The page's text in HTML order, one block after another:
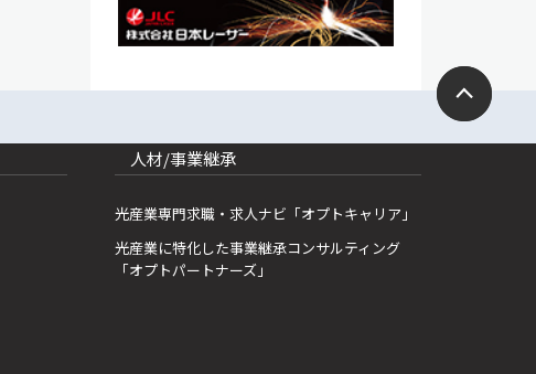
人材/事業継承
光産業専門求職・求人ナビ「オプトキャリア」
光産業に特化した事業継承コンサルティング
「オプトパートナーズ」